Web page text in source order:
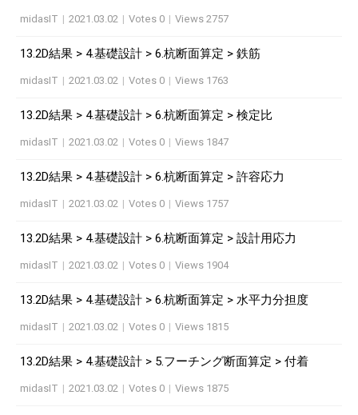
midasIT | 2021.03.02 | Votes 0 | Views 2757
13.2D結果 > 4.基礎設計 > 6.杭断面算定 > 鉄筋
midasIT | 2021.03.02 | Votes 0 | Views 1763
13.2D結果 > 4.基礎設計 > 6.杭断面算定 > 検定比
midasIT | 2021.03.02 | Votes 0 | Views 1847
13.2D結果 > 4.基礎設計 > 6.杭断面算定 > 許容応力
midasIT | 2021.03.02 | Votes 0 | Views 1757
13.2D結果 > 4.基礎設計 > 6.杭断面算定 > 設計用応力
midasIT | 2021.03.02 | Votes 0 | Views 1904
13.2D結果 > 4.基礎設計 > 6.杭断面算定 > 水平力分担度
midasIT | 2021.03.02 | Votes 0 | Views 1815
13.2D結果 > 4.基礎設計 > 5.フーチング断面算定 > 付着
midasIT | 2021.03.02 | Votes 0 | Views 1875